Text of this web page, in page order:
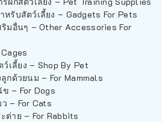
หรับสัตว์เลี้ยง – Gadgets For Pets
มอื่นๆ – Other Accessories For
เลี้ยง – Shop By Pet
กด้วยนม – For Mammals
– For Dogs
– For Cats
ต่าย – For Rabbits